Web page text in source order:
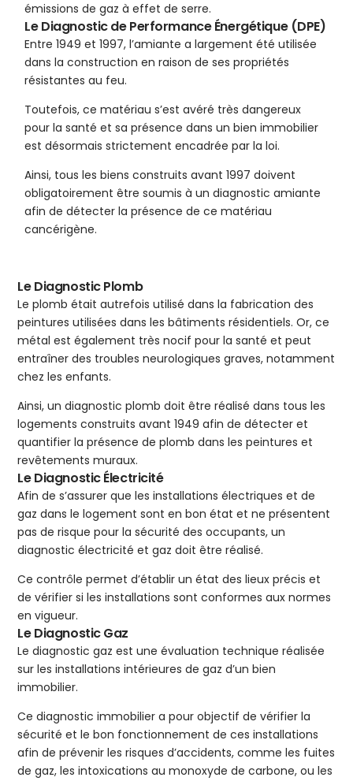
émissions de gaz à effet de serre.
Le Diagnostic de Performance Énergétique (DPE)
Entre 1949 et 1997, l’amiante a largement été utilisée
dans la construction en raison de ses propriétés
résistantes au feu.
Toutefois, ce matériau s’est avéré très dangereux
pour la santé et sa présence dans un bien immobilier
est désormais strictement encadrée par la loi.
Ainsi, tous les biens construits avant 1997 doivent
obligatoirement être soumis à un diagnostic amiante
afin de détecter la présence de ce matériau
cancérigène.
Le Diagnostic Plomb
Le plomb était autrefois utilisé dans la fabrication des
peintures utilisées dans les bâtiments résidentiels. Or, ce
métal est également très nocif pour la santé et peut
entraîner des troubles neurologiques graves, notamment
chez les enfants.
Ainsi, un diagnostic plomb doit être réalisé dans tous les
logements construits avant 1949 afin de détecter et
quantifier la présence de plomb dans les peintures et
revêtements muraux.
Le Diagnostic Électricité
Afin de s’assurer que les installations électriques et de
gaz dans le logement sont en bon état et ne présentent
pas de risque pour la sécurité des occupants, un
diagnostic électricité et gaz doit être réalisé.
Ce contrôle permet d’établir un état des lieux précis et
de vérifier si les installations sont conformes aux normes
en vigueur.
Le Diagnostic Gaz
Le diagnostic gaz est une évaluation technique réalisée
sur les installations intérieures de gaz d’un bien
immobilier.
Ce diagnostic immobilier a pour objectif de vérifier la
sécurité et le bon fonctionnement de ces installations
afin de prévenir les risques d’accidents, comme les fuites
de gaz, les intoxications au monoxyde de carbone, ou les